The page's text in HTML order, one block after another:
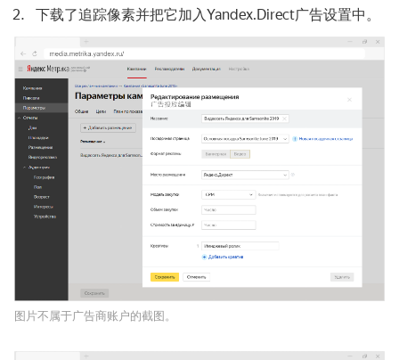
下载了追踪像素并把它加入Yandex.Direct广告设置中。
图片不属于广告商账户的截图。